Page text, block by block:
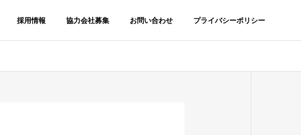
採用情報 協力会社募集 お問い合わせ プライバシーポリシー